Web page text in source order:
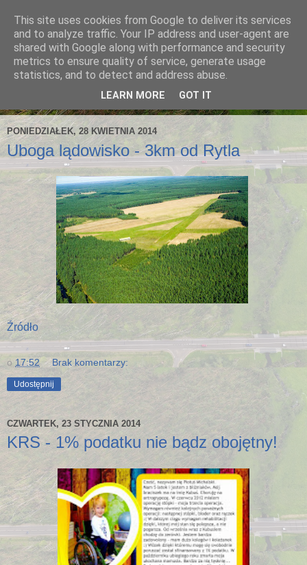
PONIEDZIAŁEK, 28 KWIETNIA 2014
Uboga lądowisko - 3km od Rytla
Źródło
o 17:52 Brak komentarzy:
Udostępnij
CZWARTEK, 23 STYCZNIA 2014
KRS - 1% podatku nie bądz obojętny!
This site uses cookies from Google to deliver its services
and to analyze traffic. Your IP address and user-agent are
shared with Google along with performance and security
metrics to ensure quality of service, generate usage
statistics, and to detect and address abuse.
LEARN MORE GOT IT